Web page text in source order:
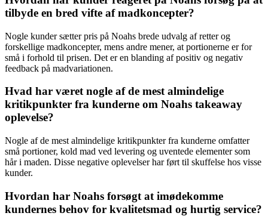
tilbyde en bred vifte af madkoncepter?
Nogle kunder sætter pris på Noahs brede udvalg af retter og
forskellige madkoncepter, mens andre mener, at portionerne er for
små i forhold til prisen. Det er en blanding af positiv og negativ
feedback på madvariationen.
Hvad har været nogle af de mest almindelige
kritikpunkter fra kunderne om Noahs takeaway
oplevelse?
Nogle af de mest almindelige kritikpunkter fra kunderne omfatter
små portioner, kold mad ved levering og uventede elementer som
hår i maden. Disse negative oplevelser har ført til skuffelse hos visse
kunder.
Hvordan har Noahs forsøgt at imødekomme
kundernes behov for kvalitetsmad og hurtig service?